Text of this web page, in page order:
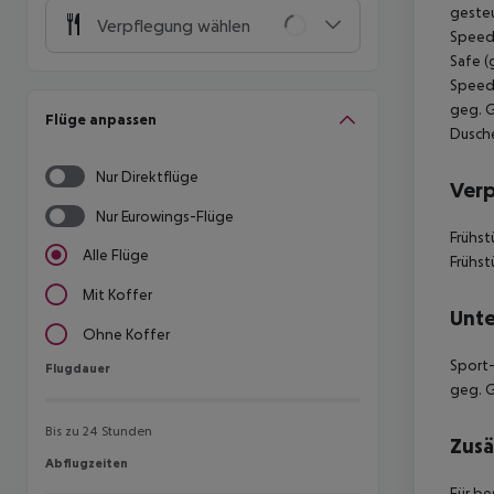
Verpflegung wählen
Flüge anpassen
Nur Direktflüge
Nur Eurowings-Flüge
Alle Flüge
Mit Koffer
Ohne Koffer
Flugdauer
Flugdauer
Bis zu 24 Stunden
Abflugzeiten
Abflugzeiten
Safe
geg.
geg.